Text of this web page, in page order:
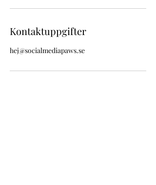
Kontaktuppgifter
hej@socialmediapaws.se